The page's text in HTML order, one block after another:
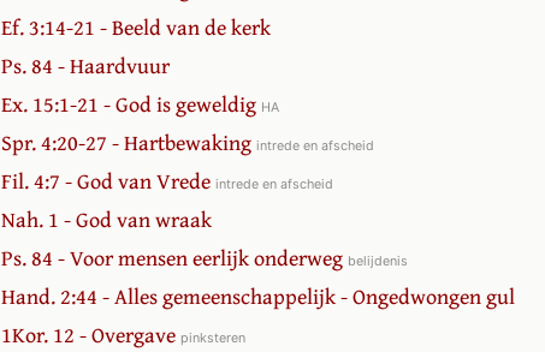
Ef. 3:14-21 - Beeld van de kerk
Ps. 84 - Haardvuur
Ex. 15:1-21 - God is geweldig HA
Spr. 4:20-27 - Hartbewaking intrede en afscheid
Fil. 4:7 - God van Vrede intrede en afscheid
Nah. 1 - God van wraak
Ps. 84 - Voor mensen eerlijk onderweg belijdenis
Hand. 2:44 - Alles gemeenschappelijk - Ongedwongen gul
1Kor. 12 - Overgave pinksteren